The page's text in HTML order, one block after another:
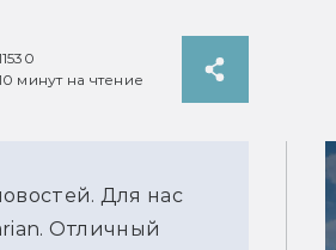
минут на чтение
Для нас
Отличный